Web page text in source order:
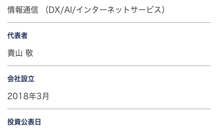
情報通信 （DX/AI/インターネットサービス）
代表者
貴山 敬
会社設立
2018年3月
投資公表日